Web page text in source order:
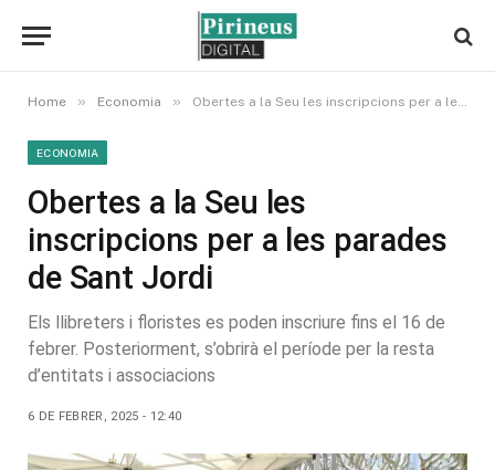
Home » Economia » Obertes a la Seu les inscripcions per a les parades de Sant Jordi
ECONOMIA
Obertes a la Seu les
inscripcions per a les parades
de Sant Jordi
Els llibreters i floristes es poden inscriure fins el 16 de
febrer. Posteriorment, s’obrirà el període per la resta
d’entitats i associacions
6 DE FEBRER, 2025 - 12:40